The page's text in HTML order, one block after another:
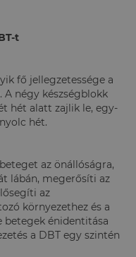
t
fő jellegzetessége a
A négy készségblokk
hét alatt zajlik le, egy-
hét.
az önállóságra,
lábán, megerősíti az
az
környezethez és a
betegek énidentitása
a DBT egy szintén